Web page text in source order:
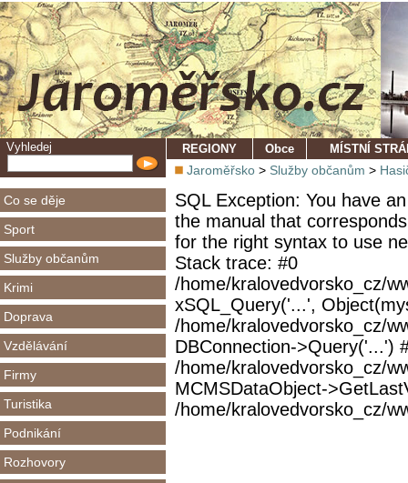
Vyhledej
Co se děje
Sport
Služby občanům
Krimi
Doprava
Vzdělávání
Firmy
Turistika
Podnikání
Rozhovory
REGIONY Obce MÍSTNÍ
Jaroměřsko > Služby občanům >
SQL Exception: You have
the manual that
for the right syntax to use
Stack trace: #0
/home/kralovedvorsko_cz/
xSQL_Query('...',
/home/kralovedvorsko_cz/
DBConnection->Query('...')
/home/kralovedvorsko_cz/
MCMSDataObject-
/home/kralovedvorsko_cz/